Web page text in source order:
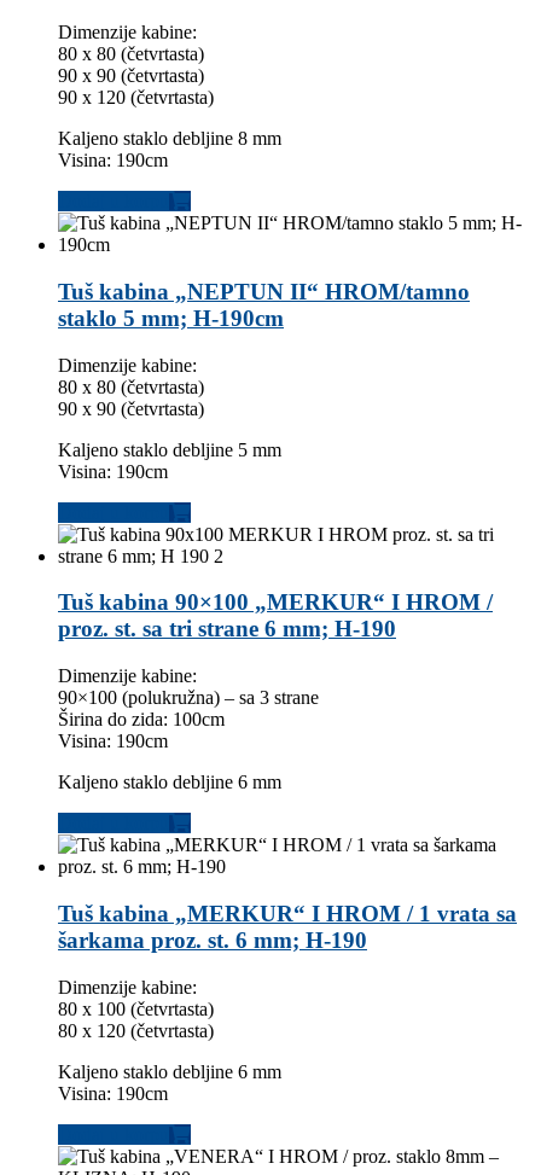
Dimenzije kabine:
80 x 80 (četvrtasta)
90 x 90 (četvrtasta)
90 x 120 (četvrtasta)
Kaljeno staklo debljine 8 mm
Visina: 190cm
Tuš kabina „NEPTUN II“ HROM/tamno
staklo 5 mm; H-190cm
Dimenzije kabine:
80 x 80 (četvrtasta)
90 x 90 (četvrtasta)
Kaljeno staklo debljine 5 mm
Visina: 190cm
Tuš kabina 90×100 „MERKUR“ I HROM /
proz. st. sa tri strane 6 mm; H-190
Dimenzije kabine:
90×100 (polukružna) – sa 3 strane
Širina do zida: 100cm
Visina: 190cm
Kaljeno staklo debljine 6 mm
Tuš kabina „MERKUR“ I HROM / 1 vrata sa
šarkama proz. st. 6 mm; H-190
Dimenzije kabine:
80 x 100 (četvrtasta)
80 x 120 (četvrtasta)
Kaljeno staklo debljine 6 mm
Visina: 190cm